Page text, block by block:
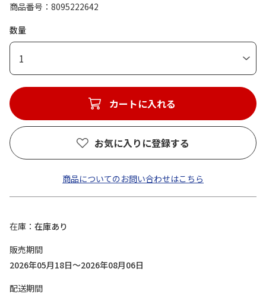
商品番号
8095222642
数量
1
カートに入れる
お気に入りに登録する
商品についてのお問い合わせはこちら
在庫
在庫あり
販売期間
2026年05月18日～2026年08月06日
配送期間